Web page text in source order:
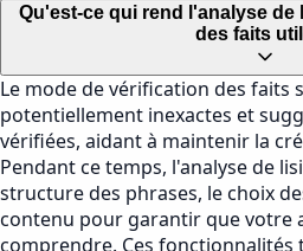
Qu'est-ce qui rend l'analyse
des faits
Le mode de vérification des faits
potentiellement inexactes et
vérifiées, aidant à maintenir la
Pendant ce temps, l'analyse de
structure des phrases, le choix
contenu pour garantir que votre
comprendre. Ces